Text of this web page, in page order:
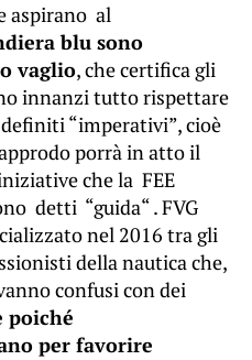
aspirano al
blu sono
vaglio, che certifica gli
innanzi tutto rispettare
“imperativi”, cioè
porrà in atto il
che la FEE
detti “guida“ . FVG
nel 2016 tra gli
della nautica che,
confusi con dei
poiché
per favorire